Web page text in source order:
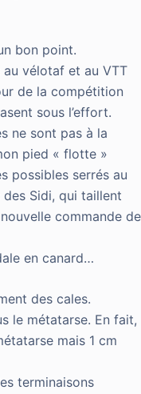
bon point.
au vélotaf et au VTT
de la compétition
sous l’effort.
ne sont pas à la
pied « flotte »
possibles serrés au
Sidi, qui taillent
commande de
en canard…
des cales.
le métatarse. En fait,
mais 1 cm
terminaisons